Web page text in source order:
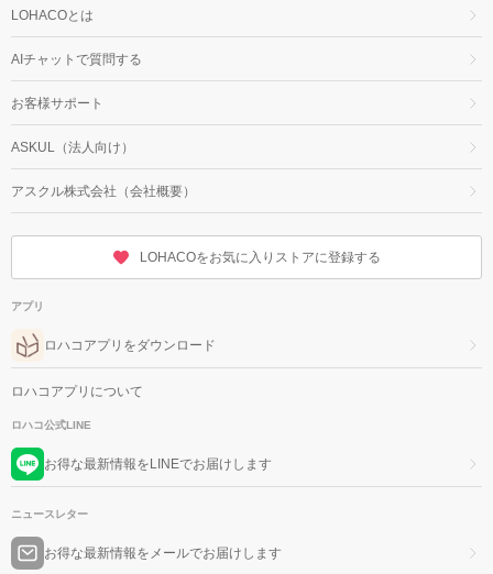
LOHACOとは
AIチャットで質問する
お客様サポート
ASKUL（法人向け）
アスクル株式会社（会社概要）
LOHACOをお気に入りストアに登録する
アプリ
ロハコアプリをダウンロード
ロハコアプリについて
ロハコ公式LINE
お得な最新情報をLINEでお届けします
ニュースレター
お得な最新情報をメールでお届けします